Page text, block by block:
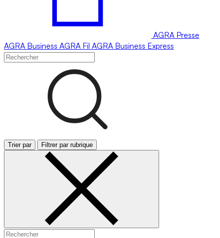
AGRA Presse
AGRA Business AGRA Fil AGRA Business Express
Trier par Filtrer par rubrique